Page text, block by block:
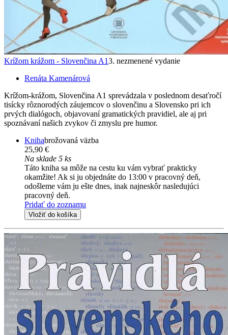
Krížom krážom - Slovenčina A13. nezmenené vydanie
Renáta Kamenárová
Krížom-krážom, Slovenčina A1 sprevádzala v poslednom desaťročí
tisícky rôznorodých záujemcov o slovenčinu a Slovensko pri ich
prvých dialógoch, objavovaní gramatických pravidiel, ale aj pri
spoznávaní našich zvykov či zmyslu pre humor.
Knihabrožovaná väzba
25,90 €
Na sklade 5 ks
Táto kniha sa môže na cestu ku vám vybrať prakticky
okamžite! Ak si ju objednáte do 13:00 v pracovný deň,
odošleme vám ju ešte dnes, inak najneskôr nasledujúci
pracovný deň.
Pridať do zoznamu
Vložiť do košíka